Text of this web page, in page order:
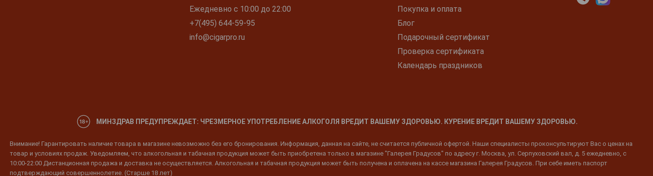
Ежедневно с 10:00 до 22:00
+7(495) 644-59-95
info@cigarpro.ru
Покупка и оплата
Блог
Подарочный сертификат
Проверка сертификата
Календарь праздников
МИНЗДРАВ ПРЕДУПРЕЖДАЕТ: ЧРЕЗМЕРНОЕ УПОТРЕБЛЕНИЕ АЛКОГОЛЯ ВРЕДИТ ВАШЕМУ ЗДОРОВЬЮ. КУРЕНИЕ ВРЕДИТ ВАШЕМУ ЗДОРОВЬЮ.
Внимание! Гарантировать наличие товара в магазине невозможно без его бронирования. Информация, данная на сайте, не считается публичной офертой. Наши специалисты проконсультируют Вас о ценах на
товар и условиях продаж. Уведомляем, что алкогольная и табачная продукция может быть приобретена только в магазине "Галерея Градусов" по адресу г. Москва, ул. Серпуховский вал, д. 5 ежедневно, с
10:00-22:00 Дистанционная продажа и доставка не осуществляется. Алкогольная и табачная продукция может быть получена и оплачена на кассе магазина Галерея Градусов. При себе иметь паспорт
подтверждающий совершеннолетие. (Старше 18 лет)